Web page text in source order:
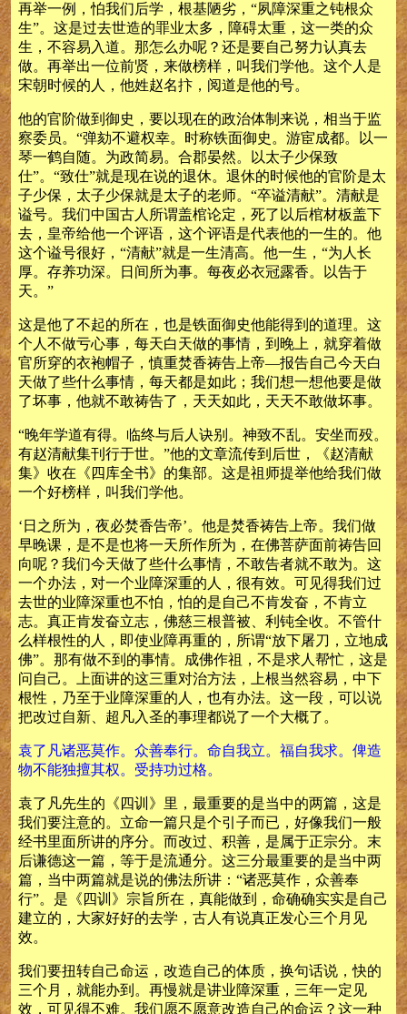
再举一例，怕我们后学，根基陋劣，“夙障深重之钝根众
生”。这是过去世造的罪业太多，障碍太重，这一类的众
生，不容易入道。那怎么办呢？还是要自己努力认真去
做。再举出一位前贤，来做榜样，叫我们学他。这个人是
宋朝时候的人，他姓赵名抃，阅道是他的号。
他的官阶做到御史，要以现在的政治体制来说，相当于监
察委员。“弹劾不避权幸。时称铁面御史。游宦成都。以一
琴一鹤自随。为政简易。合郡晏然。以太子少保致
仕”。“致仕”就是现在说的退休。退休的时候他的官阶是太
子少保，太子少保就是太子的老师。“卒谥清献”。清献是
谥号。我们中国古人所谓盖棺论定，死了以后棺材板盖下
去，皇帝给他一个评语，这个评语是代表他的一生的。他
这个谥号很好，“清献”就是一生清高。他一生，“为人长
厚。存养功深。日间所为事。每夜必衣冠露香。以告于
天。”
这是他了不起的所在，也是铁面御史他能得到的道理。这
个人不做亏心事，每天白天做的事情，到晚上，就穿着做
官所穿的衣袍帽子，慎重焚香祷告上帝—报告自己今天白
天做了些什么事情，每天都是如此；我们想一想他要是做
了坏事，他就不敢祷告了，天天如此，天天不敢做坏事。
“晚年学道有得。临终与后人诀别。神致不乱。安坐而殁。
有赵清献集刊行于世。”他的文章流传到后世，《赵清献
集》收在《四库全书》的集部。这是祖师提举他给我们做
一个好榜样，叫我们学他。
‘日之所为，夜必焚香告帝’。他是焚香祷告上帝。我们做
早晚课，是不是也将一天所作所为，在佛菩萨面前祷告回
向呢？我们今天做了些什么事情，不敢告者就不敢为。这
一个办法，对一个业障深重的人，很有效。可见得我们过
去世的业障深重也不怕，怕的是自己不肯发奋，不肯立
志。真正肯发奋立志，佛慈三根普被、利钝全收。不管什
么样根性的人，即使业障再重的，所谓“放下屠刀，立地成
佛”。那有做不到的事情。成佛作祖，不是求人帮忙，这是
问自己。上面讲的这三重对治方法，上根当然容易，中下
根性，乃至于业障深重的人，也有办法。这一段，可以说
把改过自新、超凡入圣的事理都说了一个大概了。
袁了凡诸恶莫作。众善奉行。命自我立。福自我求。俾造
物不能独擅其权。受持功过格。
袁了凡先生的《四训》里，最重要的是当中的两篇，这是
我们要注意的。立命一篇只是个引子而已，好像我们一般
经书里面所讲的序分。而改过、积善，是属于正宗分。末
后谦德这一篇，等于是流通分。这三分最重要的是当中两
篇，当中两篇就是说的佛法所讲：“诸恶莫作，众善奉
行”。是《四训》宗旨所在，真能做到，命确确实实是自己
建立的，大家好好的去学，古人有说真正发心三个月见
效。
我们要扭转自己命运，改造自己的体质，换句话说，快的
三个月，就能办到。再慢就是讲业障深重，三年一定见
效，可见得不难。我们愿不愿意改造自己的命运？这一种